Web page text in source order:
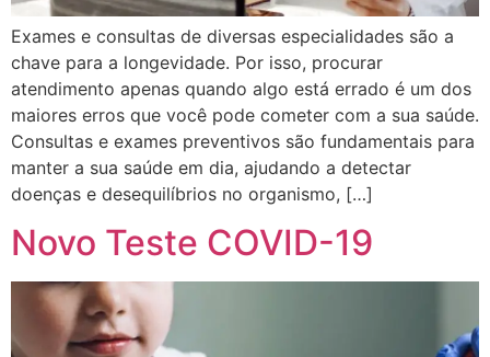
Exames e consultas de diversas especialidades são a
chave para a longevidade. Por isso, procurar
atendimento apenas quando algo está errado é um dos
maiores erros que você pode cometer com a sua saúde.
Consultas e exames preventivos são fundamentais para
manter a sua saúde em dia, ajudando a detectar
doenças e desequilíbrios no organismo, […]
Novo Teste COVID-19